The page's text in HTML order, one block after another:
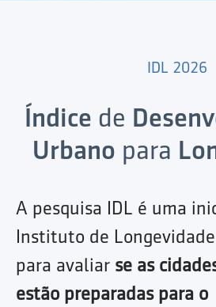
IDL 2026
Índice de
Urbano para
A pesquisa IDL é uma
Instituto de
para avaliar se as
estão preparadas para o